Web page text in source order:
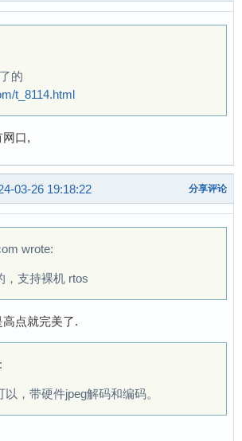
的
t_8114.html
口,
03-26 19:18:22 分享评论
wrote:
，支持裸机 rtos
点就完美了.
，带硬件jpeg解码和编码。